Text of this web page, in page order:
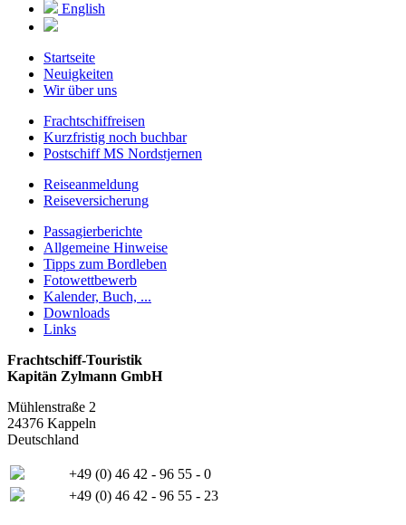
English
Startseite
Neuigkeiten
Wir über uns
Frachtschiffreisen
Kurzfristig noch buchbar
Postschiff MS Nordstjernen
Reiseanmeldung
Reiseversicherung
Passagierberichte
Allgemeine Hinweise
Tipps zum Bordleben
Fotowettbewerb
Kalender, Buch, ...
Downloads
Links
Frachtschiff-Touristik
Kapitän Zylmann GmbH
Mühlenstraße 2
24376 Kappeln
Deutschland
+49 (0) 46 42 - 96 55 - 0
+49 (0) 46 42 - 96 55 - 23